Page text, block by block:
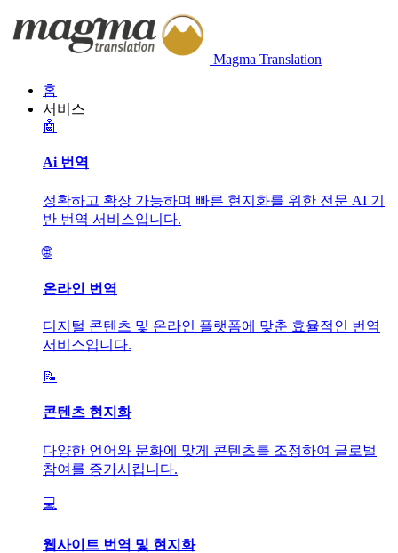
Magma Translation
홈
서비스
🤖
Ai 번역
정확하고 확장 가능하며 빠른 현지화를 위한 전문 AI 기
반 번역 서비스입니다.
🌐
온라인 번역
디지털 콘텐츠 및 온라인 플랫폼에 맞춘 효율적인 번역
서비스입니다.
📝
콘텐츠 현지화
다양한 언어와 문화에 맞게 콘텐츠를 조정하여 글로벌
참여를 증가시킵니다.
💻
웹사이트 번역 및 현지화